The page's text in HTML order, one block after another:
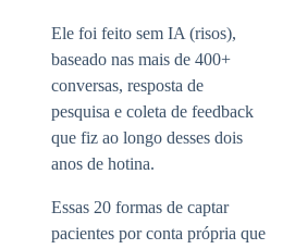
Ele foi feito sem IA (risos),
baseado nas mais de 400+
conversas, resposta de
pesquisa e coleta de feedback
que fiz ao longo desses dois
anos de hotina.
Essas 20 formas de captar
pacientes por conta própria que